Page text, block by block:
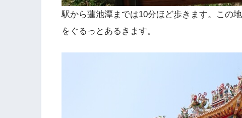
駅から蓮池潭までは10分ほど歩きます。この
をぐるっとあるきます。